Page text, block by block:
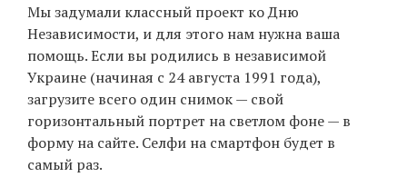
Мы задумали классный проект ко Дню
Независимости, и для этого нам нужна ваша
помощь. Если вы родились в независимой
Украине (начиная с 24 августа 1991 года),
загрузите всего один снимок — свой
горизонтальный портрет на светлом фоне — в
форму на сайте. Селфи на смартфон будет в
самый раз.